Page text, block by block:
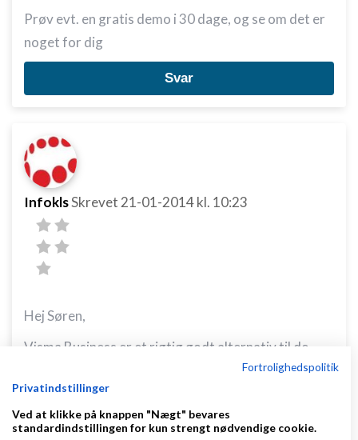
Prøv evt. en gratis demo i 30 dage, og se om det er
noget for dig
Svar
InfoklsSkrevet 21-01-2014kl. 10:23
Hej Søren,
Visma Business er et rigtig godt alternativ til de
www.infosolution.dk
Venlig Hilsen
Fortrolighedspolitik
Privatindstillinger
Ved at klikke på knappen "Nægt" bevares
standardindstillingen for kun strengt nødvendige cookie.